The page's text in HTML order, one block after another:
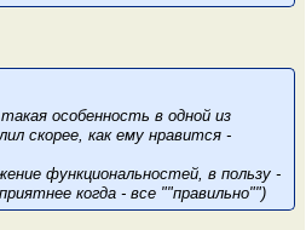
особенность в одной из
скорее, как ему нравится -
функциональностей, в пользу -
когда - все ""правильно"")